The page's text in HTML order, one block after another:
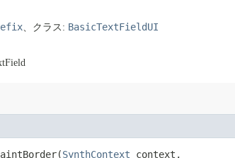
、クラス: BasicTextFieldUI
SynthContext context,